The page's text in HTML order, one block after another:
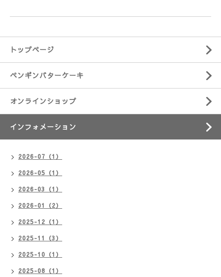
トップページ
ペンギンバターケーキ
オンラインショップ
インフォメーション
2026-07（1）
2026-05（1）
2026-03（1）
2026-01（2）
2025-12（1）
2025-11（3）
2025-10（1）
2025-08（1）